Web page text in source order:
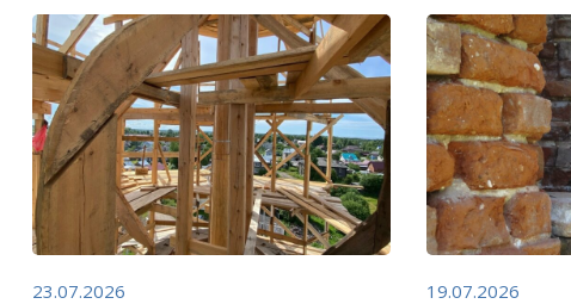
23.07.2026 19.07.2026